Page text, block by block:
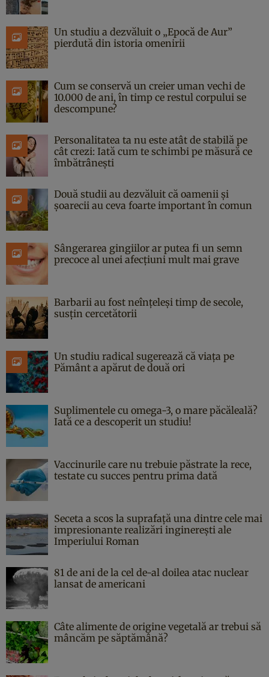
Un studiu a dezvăluit o „Epocă de Aur”
pierdută din istoria omenirii
Cum se conservă un creier uman vechi de
10.000 de ani, în timp ce restul corpului se
descompune?
Personalitatea ta nu este atât de stabilă pe
cât crezi: Iată cum te schimbi pe măsură ce
îmbătrânești
Două studii au dezvăluit că oamenii și
șoarecii au ceva foarte important în comun
Sângerarea gingiilor ar putea fi un semn
precoce al unei afecțiuni mult mai grave
Barbarii au fost neînțeleși timp de secole,
susțin cercetătorii
Un studiu radical sugerează că viața pe
Pământ a apărut de două ori
Suplimentele cu omega-3, o mare păcăleală?
Iată ce a descoperit un studiu!
Vaccinurile care nu trebuie păstrate la rece,
testate cu succes pentru prima dată
Seceta a scos la suprafață una dintre cele mai
impresionante realizări inginerești ale
Imperiului Roman
81 de ani de la cel de-al doilea atac nuclear
lansat de americani
Câte alimente de origine vegetală ar trebui să
mâncăm pe săptămână?